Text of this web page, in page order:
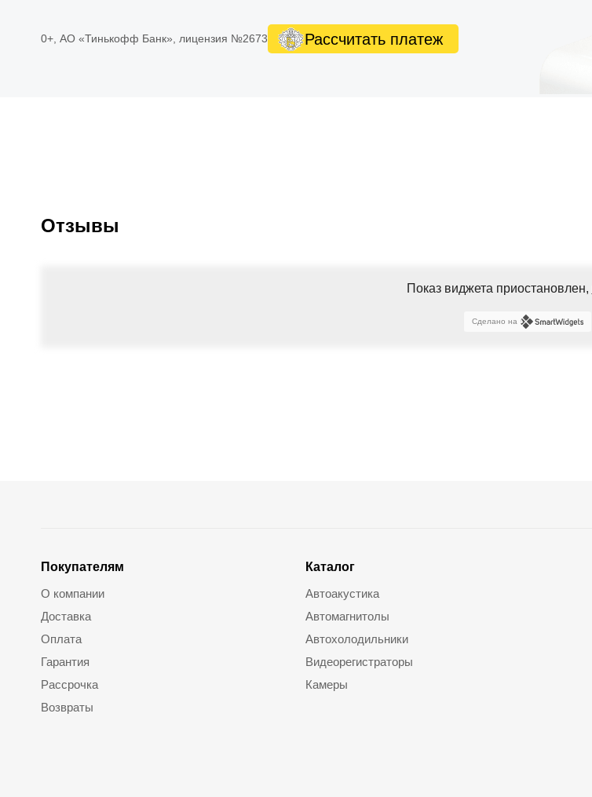
0+, АО «Тинькофф Банк», лицензия №2673 Рассчитать платеж
Отзывы
Показ виджета приостановлен,
Сделано на
Покупателям
О компании
Доставка
Оплата
Гарантия
Рассрочка
Возвраты
Каталог
Автоакустика
Автомагнитолы
Автохолодильники
Видеорегистраторы
Камеры